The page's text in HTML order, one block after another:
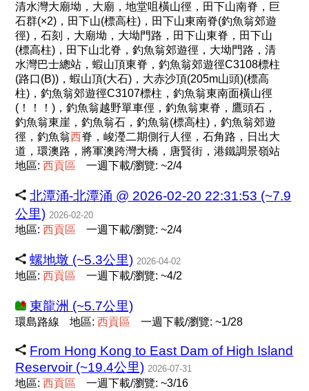
清水灣大廟坳，大廟，地堂咀橫山徑，田下山南脊，巨
石群(×2)，田下山(標高柱)，田下山東南脊(釣魚翁郊遊
徑)，石刻，大廟坳，大坳門路，田下山東脊，田下山
(標高柱)，田下山北脊，釣魚翁郊遊徑，大坳門路，清
水灣巴士總站，蝦山頂東脊，釣魚翁郊遊徑C3108標柱
(路口(B))，蝦山頂(大石)，大赤沙頂(205m山頭)(標高
柱)，釣魚翁郊遊徑C3107標柱，釣魚翁東南面橫山徑
(！！！)，釣魚翁越野單車俓，釣魚翁東脊，鷹頭石，
釣魚翁東崖，釣魚翁石，釣魚翁(標高柱)，釣魚翁郊遊
徑，釣魚翁西脊，峻瀅二期側行人徑，石角路，日出大
道，環澳路，將軍澳跨灣大橋，唐賢街，港鐵調景嶺站
地區:西貢區 一週下載/瀏覽: ~2/4
北潭涌-北潭涌 @ 2026-02-20 22:31:53 (~7.9
公里) 2026-02-20
地區:西貢區 一週下載/瀏覽: ~2/4
螺地墩 (~5.3公里) 2026-04-02
地區:西貢區 一週下載/瀏覽: ~4/2
東龍洲 (~5.7公里)
環島路線 地區:西貢區 一週下載/瀏覽: ~1/28
From Hong Kong to East Dam of High Island
Reservoir (~19.4公里) 2026-07-31
地區:西貢區 一週下載/瀏覽: ~3/16